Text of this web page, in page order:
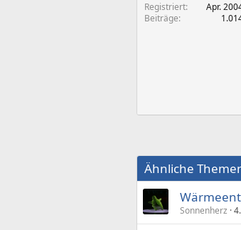
Registriert
Apr.
Beiträge
Ähnliche
Sonnenherz